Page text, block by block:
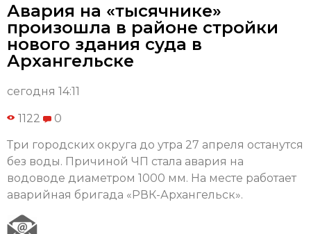
Авария на «тысячнике»
произошла в районе стройки
нового здания суда в
Архангельске
сегодня 14:11
1122 0
Три городских округа до утра 27 апреля останутся
без воды. Причиной ЧП стала авария на
водоводе диаметром 1000 мм. На месте работает
аварийная бригада «РВК-Архангельск».